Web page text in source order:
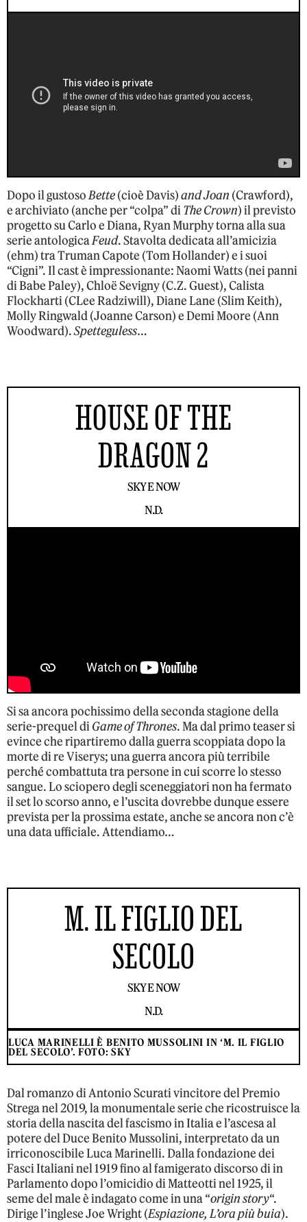
Dopo il gustosoBette(cioè Davis)and Joan (Crawford),
e archiviato (anche per “colpa” diThe Crown) il previsto
progetto su Carlo e Diana, Ryan Murphy torna alla sua
serie antologicaFeud. Stavolta dedicata all’amicizia
(ehm) tra Truman Capote (Tom Hollander) e i suoi
“Cigni”. Il cast è impressionante: Naomi Watts (nei panni
di Babe Paley), Chloë Sevigny (C.Z. Guest), Calista
Flockharti (CLee Radziwill), Diane Lane (Slim Keith),
Molly Ringwald (Joanne Carson) e Demi Moore (Ann
Woodward).Spetteguless…
HOUSE OF THE
DRAGON 2
SKY E NOW
N.D.
Si sa ancora pochissimo della seconda stagione della
serie-prequel diGame of Thrones. Ma dal primo teaser si
evince che ripartiremo dalla guerra scoppiata dopo la
morte di re Viserys; una guerra ancora più terribile
perché combattuta tra persone in cui scorre lo stesso
sangue. Lo sciopero degli sceneggiatori non ha fermato
il set lo scorso anno, e l’uscita dovrebbe dunque essere
prevista per la prossima estate, anche se ancora non c’è
una data ufficiale. Attendiamo…
M. IL FIGLIO DEL
SECOLO
SKY E NOW
N.D.
LUCA MARINELLI È BENITO MUSSOLINI IN ‘M. IL FIGLIO
DEL SECOLO’. FOTO: SKY
Dal romanzo di Antonio Scurati vincitore del Premio
Strega nel 2019, la monumentale serie che ricostruisce la
storia della nascita del fascismo in Italia e l’ascesa al
potere del Duce Benito Mussolini, interpretato da un
irriconoscibile Luca Marinelli. Dalla fondazione dei
Fasci Italiani nel 1919 fino al famigerato discorso di in
Parlamento dopo l’omicidio di Matteotti nel 1925, il
seme del male è indagato come in una “origin story“.
Dirige l’inglese Joe Wright (Espiazione, L’ora più buia).